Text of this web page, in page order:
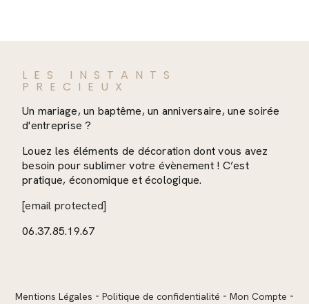
LES INSTANTS
PRECIEUX
Un mariage, un baptême, un anniversaire, une soirée
d'entreprise ?
Louez les éléments de décoration dont vous avez
besoin pour sublimer votre évènement ! C’est
pratique, économique et écologique.
[email protected]
06.37.85.19.67
Mentions Légales Politique de confidentialité Mon Compte